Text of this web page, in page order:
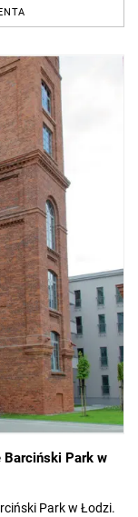
Barciński Park w
Park w Łodzi.